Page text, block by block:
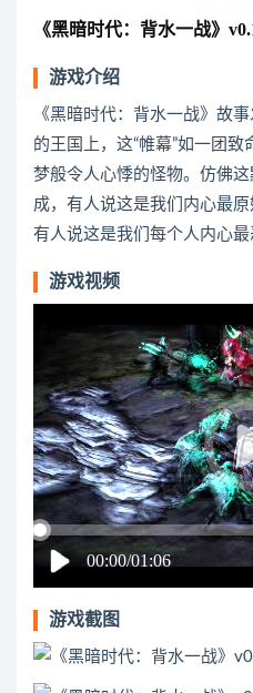
《黑暗时代：背水一战》
游戏介绍
《黑暗时代：背水一战》故
的王国上，这“帷幕”如一团
梦般令人心悸的怪物。仿佛
成，有人说这是我们内心最
有人说这是我们每个人内心最
游戏视频
游戏截图